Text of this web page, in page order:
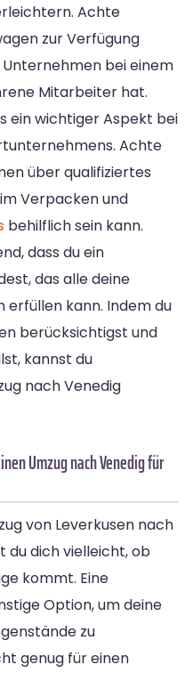
Achte
zur Verfügung
bei einem
Mitarbeiter hat.
ein wichtiger Aspekt bei
Achte
über qualifiziertes
Verpacken und
behilflich sein kann.
dass du ein
das alle deine
erfüllen kann. Indem du
berücksichtigst und
kannst du
nach Venedig
Umzug nach Venedig für
von Leverkusen nach
du dich vielleicht, ob
kommt. Eine
Option, um deine
zu
genug für einen